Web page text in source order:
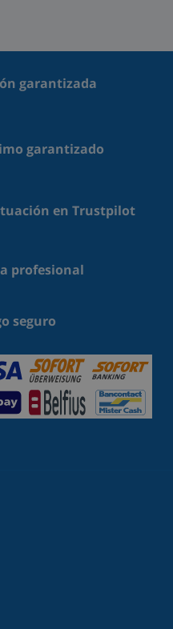
garantizada
garantizado
en Trustpilot
profesional
seguro